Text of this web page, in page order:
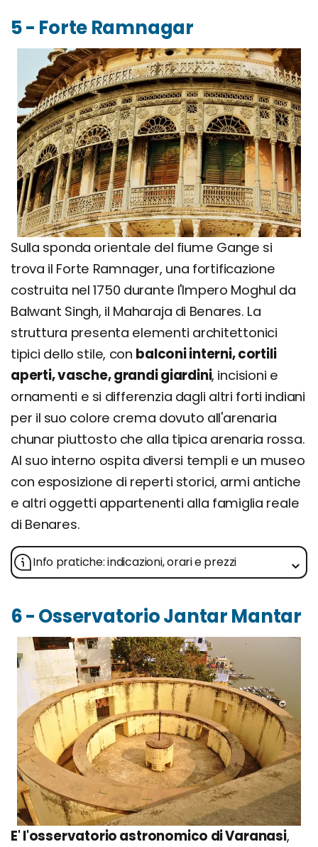
5 - Forte Ramnagar
Sulla sponda orientale del fiume Gange si
trova il Forte Ramnager, una fortificazione
costruita nel 1750 durante l'Impero Moghul da
Balwant Singh, il Maharaja di Benares. La
struttura presenta elementi architettonici
tipici dello stile, con balconi interni, cortili
aperti, vasche, grandi giardini, incisioni e
ornamenti e si differenzia dagli altri forti indiani
per il suo colore crema dovuto all'arenaria
chunar piuttosto che alla tipica arenaria rossa.
Al suo interno ospita diversi templi e un museo
con esposizione di reperti storici, armi antiche
e altri oggetti appartenenti alla famiglia reale
di Benares.
Info pratiche: indicazioni, orari e prezzi
6 - Osservatorio Jantar Mantar
E' l'osservatorio astronomico di Varanasi,